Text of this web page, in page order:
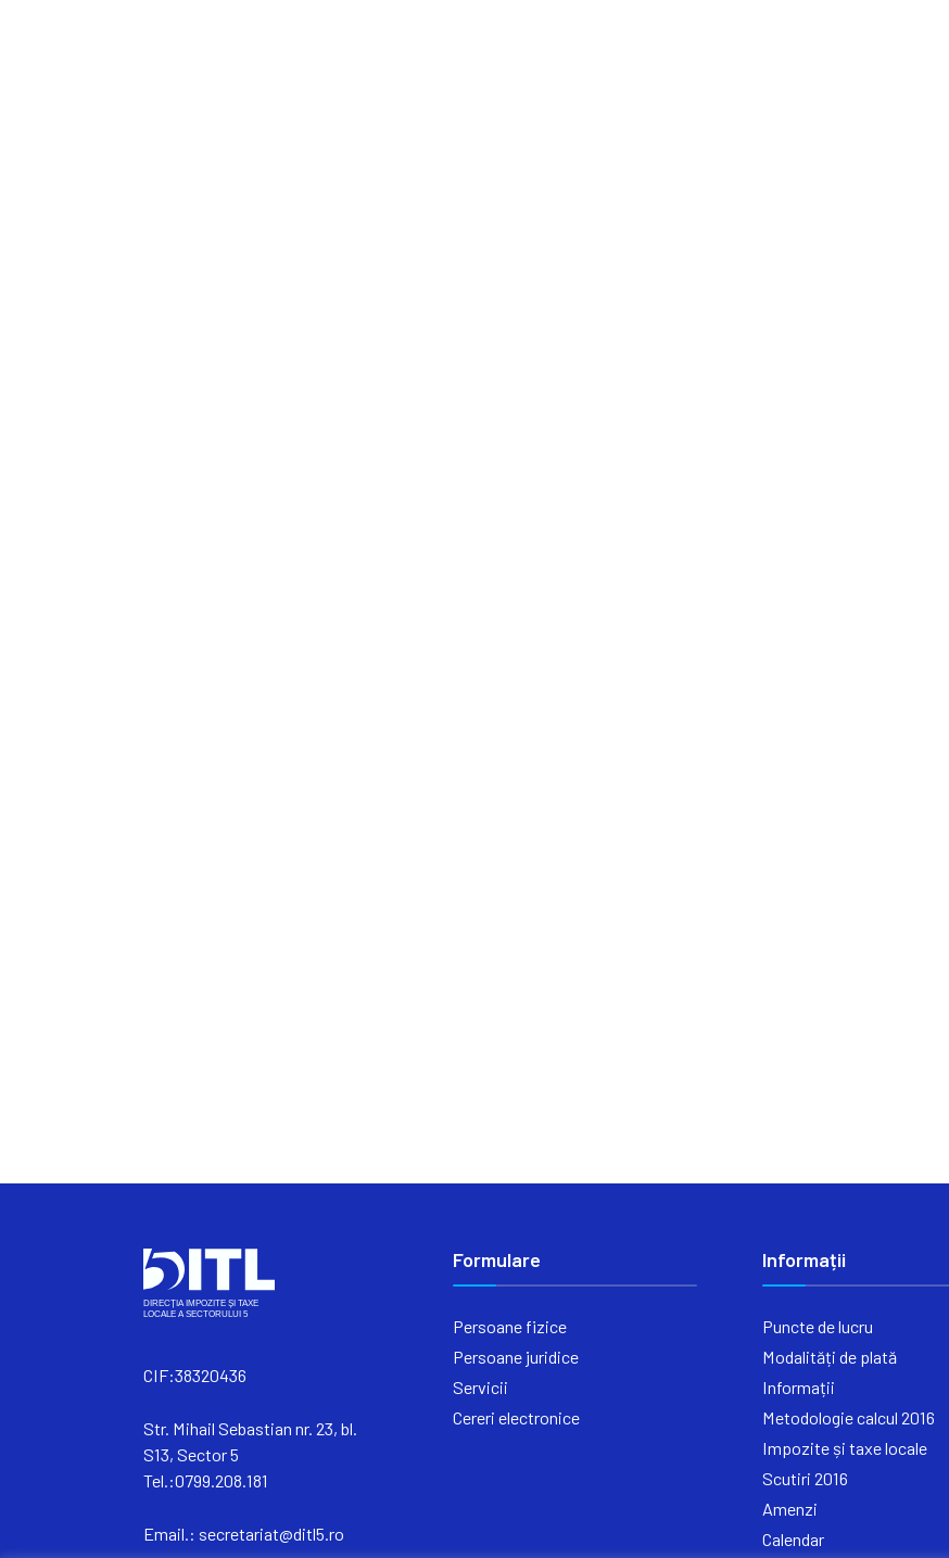
CIF:38320436
Str. Mihail Sebastian nr. 23, bl.
S13, Sector 5
Tel.:0799.208.181
Email.: secretariat@ditl5.ro
Formulare
Persoane fizice
Persoane juridice
Servicii
Cereri electronice
Informații
Puncte de lucru
Modalități de plată
Informații
Metodologie calcul 2016
Impozite și taxe locale
Scutiri 2016
Amenzi
Calendar